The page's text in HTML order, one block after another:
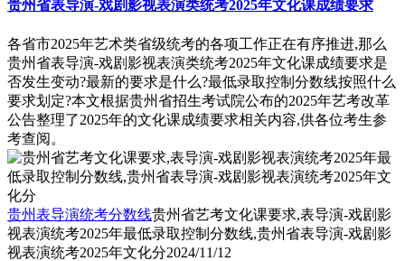
贵州省表导演-戏剧影视表演类统考2025年文化课成绩要求
各省市2025年艺术类省级统考的各项工作正在有序推进,那么
贵州省表导演-戏剧影视表演类统考2025年文化课成绩要求是
否发生变动?最新的要求是什么?最低录取控制分数线按照什么
要求划定?本文根据贵州省招生考试院公布的2025年艺考改革
公告整理了2025年的文化课成绩要求相关内容,供各位考生参
考查阅。
贵州表导演统考分数线贵州省艺考文化课要求,表导演-戏剧影
视表演统考2025年最低录取控制分数线,贵州省表导演-戏剧影
视表演统考2025年文化分2024/11/12